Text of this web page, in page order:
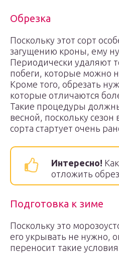
Обрезка
Поскольку этот сорт
загущению кроны, ему
Периодически удаляют
побеги, которые можно
Кроме того, обрезать
которые отличаются
Такие процедуры
весной, поскольку сезон
сорта стартует очень
Интересно!
отложить
Подготовка к зиме
Поскольку это
его укрывать не нужно,
переносит такие